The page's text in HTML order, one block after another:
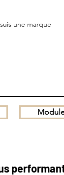
une marque